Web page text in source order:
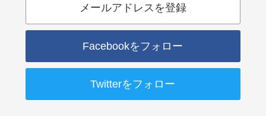
メールアドレスを登録
Facebookをフォロー
Twitterをフォロー